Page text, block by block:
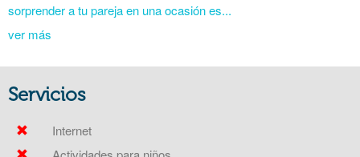
sorprender a tu pareja en una ocasión es...
ver más
Servicios
Internet